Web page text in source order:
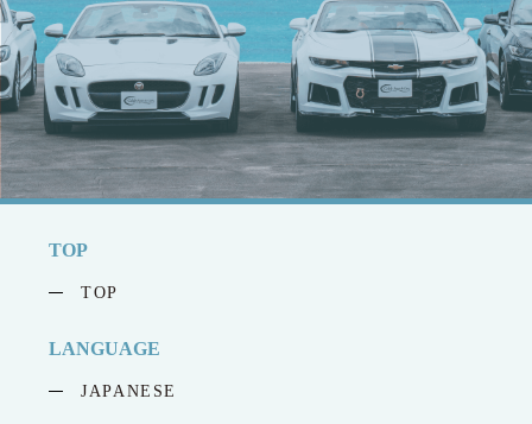
TOP
TOP
LANGUAGE
JAPANESE